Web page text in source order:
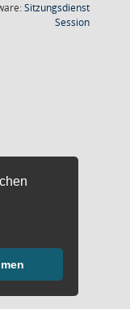
Sitzungsdienst
Session(Wird in